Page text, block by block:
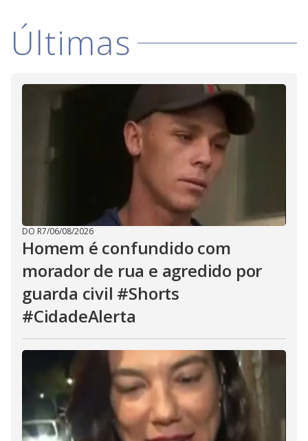
i
d
e
o
Últimas
DO R7/06/08/2026
Homem é confundido com
morador de rua e agredido por
guarda civil #Shorts
#CidadeAlerta